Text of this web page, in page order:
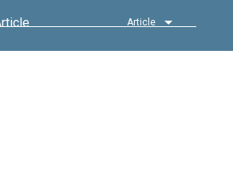
Article